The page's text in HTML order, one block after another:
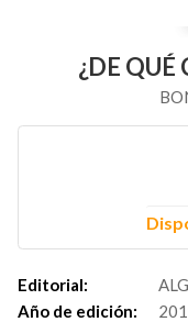
¿DE QUÉ
Editorial:
Año de edición: